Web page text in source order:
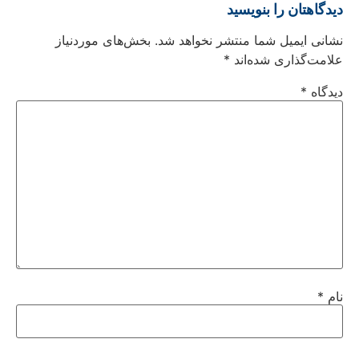
دیدگاهتان را بنویسید
نشانی ایمیل شما منتشر نخواهد شد. بخش‌های موردنیاز
علامت‌گذاری شده‌اند *
دیدگاه *
نام *